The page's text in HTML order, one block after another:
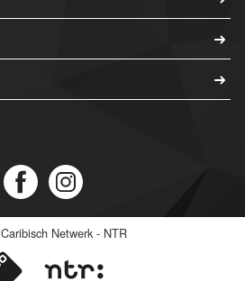
Caribisch Netwerk - NTR